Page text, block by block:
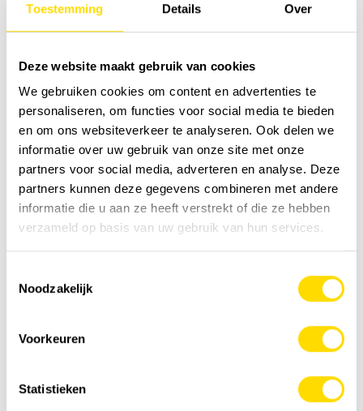
Toestemming Details Over
Deze website maakt gebruik van cookies
We gebruiken cookies om content en advertenties te
personaliseren, om functies voor social media te bieden
en om ons websiteverkeer te analyseren. Ook delen we
informatie over uw gebruik van onze site met onze
partners voor social media, adverteren en analyse. Deze
partners kunnen deze gegevens combineren met andere
informatie die u aan ze heeft verstrekt of die ze hebben
verzameld op basis van uw gebruik van hun services.
Noodzakelijk
Voorkeuren
Statistieken
Si oui, inscrivez-vous sans tarder, qui sait, c'est peut-être